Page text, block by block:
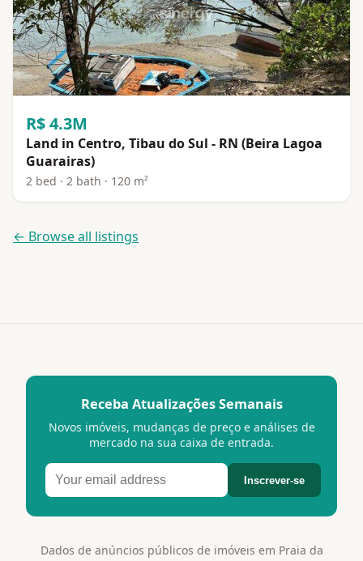
R$ 4.3M
Land in Centro, Tibau do Sul - RN (Beira Lagoa
Guarairas)
2 bed · 2 bath · 120 m²
← Browse all listings
Receba Atualizações Semanais
Novos imóveis, mudanças de preço e análises de
mercado na sua caixa de entrada.
Inscrever-se
Dados de anúncios públicos de imóveis em Praia da